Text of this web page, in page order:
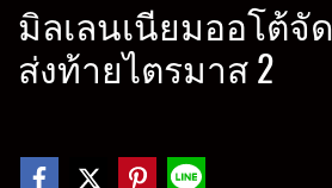
มิลเลนเนียมออโต้
ส่งท้ายไตรมาส 2